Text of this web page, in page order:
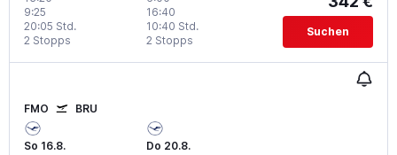
9:25
2 Stopps
20:05 Std.
16:40
2 Stopps
10:40 Std. Suchen
FMO BRU
So 16.8.
Do 20.8.